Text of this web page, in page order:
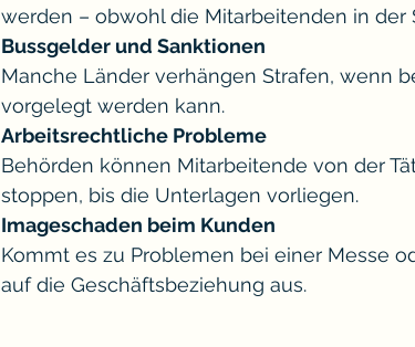
werden – obwohl die Mitarbeitenden in der
Bussgelder und Sanktionen
Manche Länder verhängen Strafen, wenn
vorgelegt werden kann.
Arbeitsrechtliche Probleme
Behörden können Mitarbeitende von der
stoppen, bis die Unterlagen vorliegen.
Imageschaden beim Kunden
Kommt es zu Problemen bei einer Messe
auf die Geschäftsbeziehung aus.